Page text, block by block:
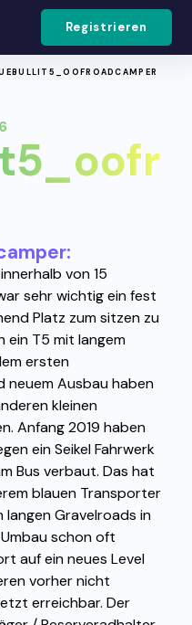
Registrieren
von 15
sehr wichtig ein fest
Platz zum sitzen zu
ein T5 mit langem
ersten
neuem Ausbau haben
kleinen
Anfang 2019 haben
ein Seikel Fahrwerk
Bus verbaut. Das hat
blauen Transporter
Gravelroads in
schon oft
auf ein neues Level
vorher nicht
erreichbar. Der